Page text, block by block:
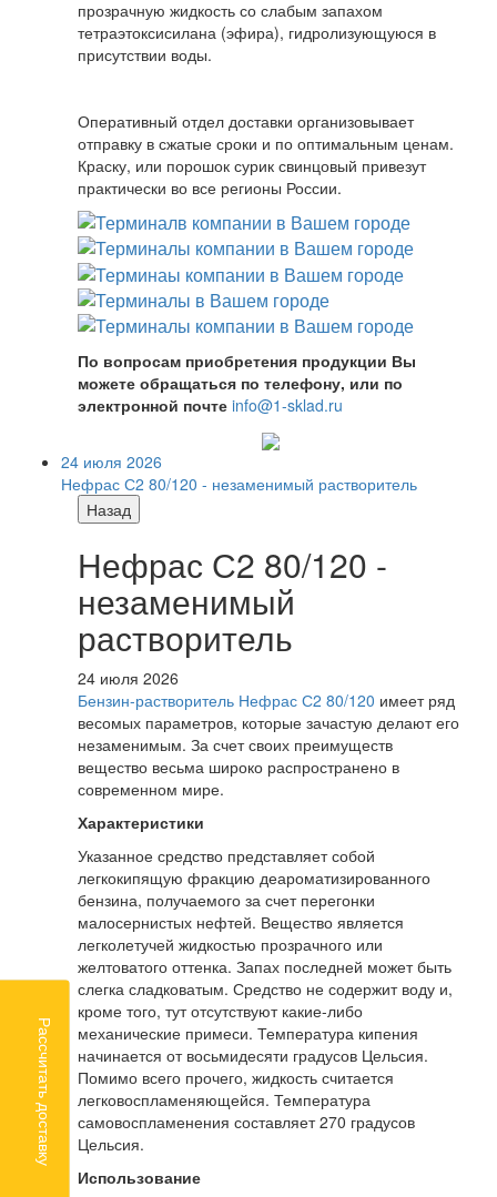
прозрачную жидкость со слабым запахом
тетраэтоксисилана (эфира), гидролизующуюся в
присутствии воды.
Оперативный отдел доставки организовывает
отправку в сжатые сроки и по оптимальным ценам.
Краску, или порошок сурик свинцовый привезут
практически во все регионы России.
По вопросам приобретения продукции Вы
можете обращаться по телефону, или по
электронной почте info@1-sklad.ru
24 июля 2026
Нефрас С2 80/120 - незаменимый растворитель
Назад
Нефрас С2 80/120 -
незаменимый
растворитель
24 июля 2026
Бензин-растворитель Нефрас С2 80/120 имеет ряд
весомых параметров, которые зачастую делают его
незаменимым. За счет своих преимуществ
вещество весьма широко распространено в
современном мире.
Характеристики
Указанное средство представляет собой
легкокипящую фракцию деароматизированного
бензина, получаемого за счет перегонки
малосернистых нефтей. Вещество является
легколетучей жидкостью прозрачного или
желтоватого оттенка. Запах последней может быть
слегка сладковатым. Средство не содержит воду и,
кроме того, тут отсутствуют какие-либо
механические примеси. Температура кипения
начинается от восьмидесяти градусов Цельсия.
Помимо всего прочего, жидкость считается
легковоспламеняющейся. Температура
самовоспламенения составляет 270 градусов
Цельсия.
Использование
Рассчитать доставку